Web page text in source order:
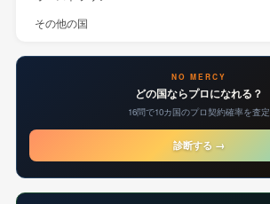
その他の国
NO MERCY
どの国ならプロになれる？
16問で10カ国のプロ契約確率を査定
診断する →